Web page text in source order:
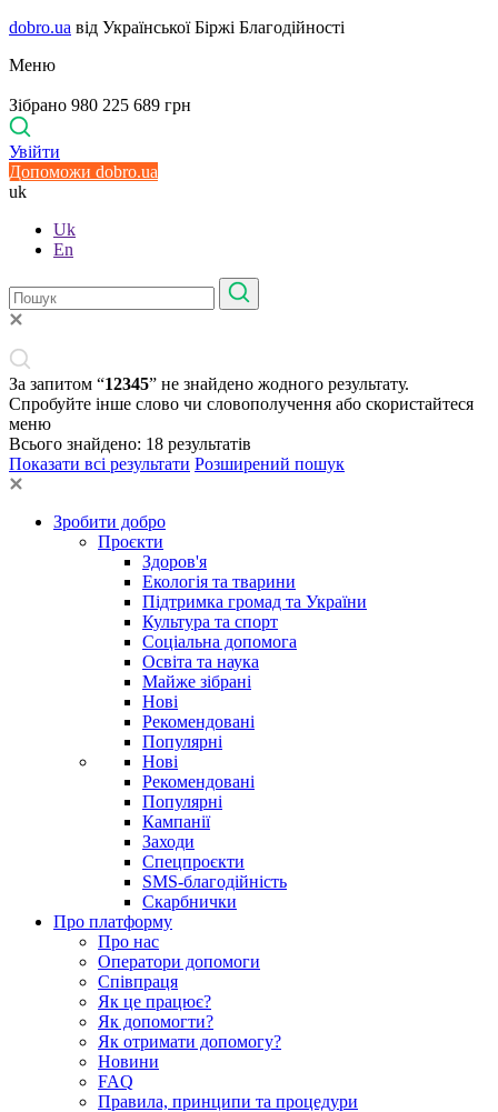
dobro.ua від Української Біржі Благодійності
Меню
Зібрано 980 225 689 грн
Увійти
Допоможи dobro.ua
uk
Uk
En
За запитом “12345” не знайдено жодного результату.
Спробуйте інше слово чи словополучення або скористайтеся
меню
Всього знайдено: 18 результатів
Показати всі результати Розширений пошук
Зробити добро
Проєкти
Здоров'я
Екологія та тварини
Підтримка громад та України
Культура та спорт
Соціальна допомога
Освіта та наука
Майже зібрані
Нові
Рекомендовані
Популярні
Нові
Рекомендовані
Популярні
Кампанії
Заходи
Спецпроєкти
SMS-благодійність
Скарбнички
Про платформу
Про нас
Оператори допомоги
Співпраця
Як це працює?
Як допомогти?
Як отримати допомогу?
Новини
FAQ
Правила, принципи та процедури